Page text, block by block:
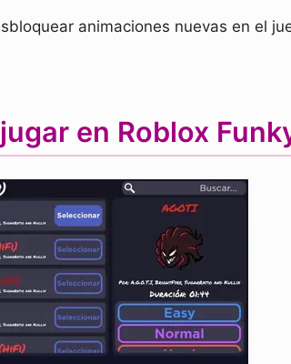
animaciones nuevas en el
en Roblox